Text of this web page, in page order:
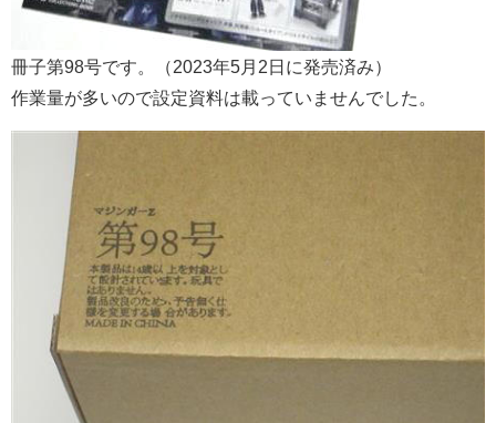
冊子第98号です。（2023年5月2日に発売済み）
作業量が多いので設定資料は載っていませんでした。